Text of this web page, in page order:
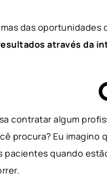
das oportunidades
através da
contratar algum
procura? Eu imagino
pacientes quando